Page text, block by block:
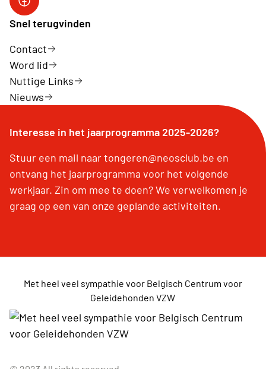
Facebook Neos Tongeren
Snel terugvinden
Contact
Word lid
Nuttige Links
Nieuws
Interesse in het jaarprogramma 2025-2026?
Stuur een mail naar tongeren@neosclub.be en
ontvang het jaarprogramma voor het volgende
werkjaar. Zin om mee te doen? We verwelkomen je
graag op een van onze geplande activiteiten.
Met heel veel sympathie voor Belgisch Centrum voor
Geleidehonden VZW